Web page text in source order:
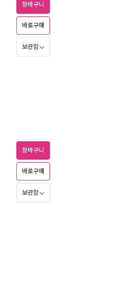
장바구니
바로구매
보관함
장바구니
바로구매
보관함